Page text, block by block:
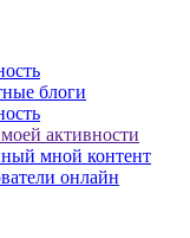
блоги
активности
мной контент
онлайн